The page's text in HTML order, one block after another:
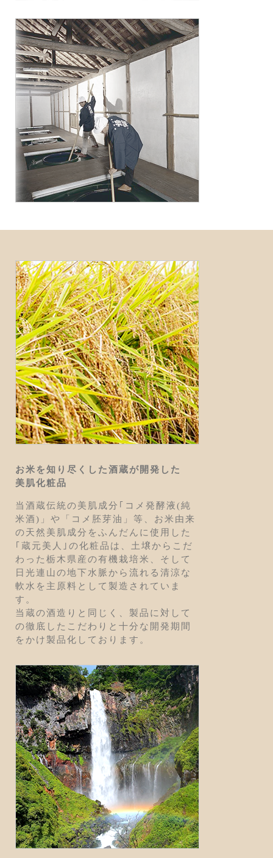
お米を知り尽くした酒蔵が開発した
美肌化粧品
当酒蔵伝統の美肌成分｢コメ発酵液(純
米酒)」や「コメ胚芽油」等、お米由来
の天然美肌成分をふんだんに使用した
｢蔵元美人｣の化粧品は、土壌からこだ
わった栃木県産の有機栽培米、そして
日光連山の地下水脈から流れる清涼な
軟水を主原料として製造されていま
す。
当蔵の酒造りと同じく、製品に対して
の徹底したこだわりと十分な開発期間
をかけ製品化しております。